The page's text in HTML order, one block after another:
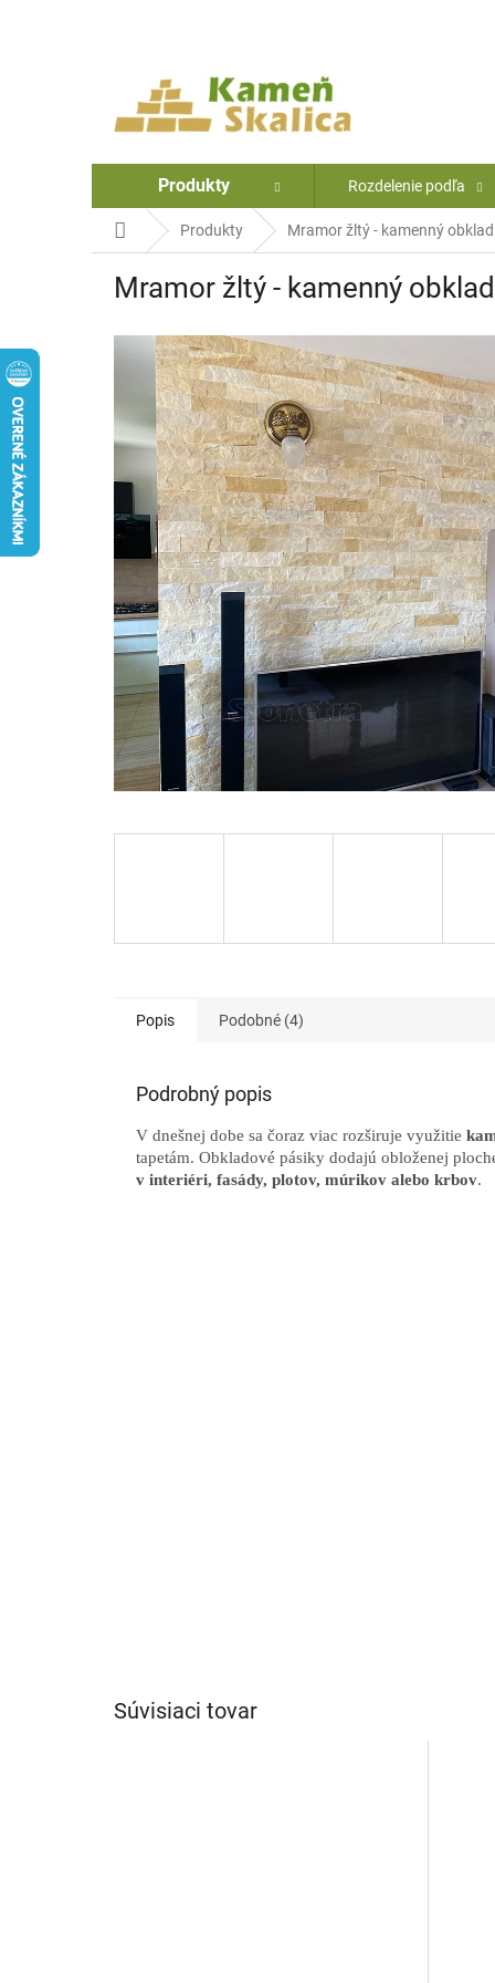
Produkty Rozdelenie podľa
DomovProdukty Mramor žltý - kamenný
Mramor žltý - kamenný
Popis Podobné (4)
Podrobný popis
V dnešnej dobe sa čoraz viac rozširuje využitie
tapetám. Obkladové pásiky dodajú obloženej
v interiéri, fasády, plotov, múrikov alebo krbov.
Súvisiaci tovar